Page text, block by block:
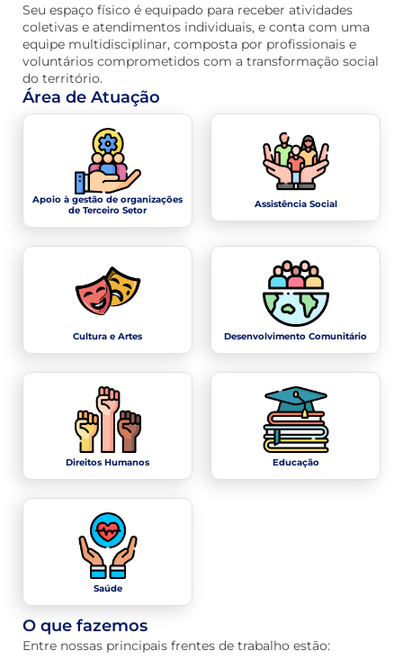
Seu espaço físico é equipado para receber atividades
coletivas e atendimentos individuais, e conta com uma
equipe multidisciplinar, composta por profissionais e
voluntários comprometidos com a transformação social
do território.
Área de Atuação
Apoio à gestão de organizações
de Terceiro Setor
Assistência Social
Cultura e Artes Desenvolvimento Comunitário
Direitos Humanos Educação
Saúde
O que fazemos
Entre nossas principais frentes de trabalho estão: